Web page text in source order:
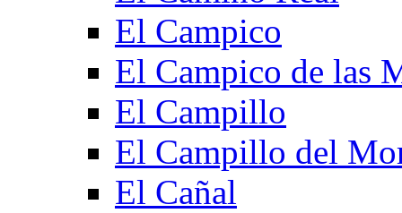
El Campico
El Campico de las
El Campillo
El Campillo del
El Cañal